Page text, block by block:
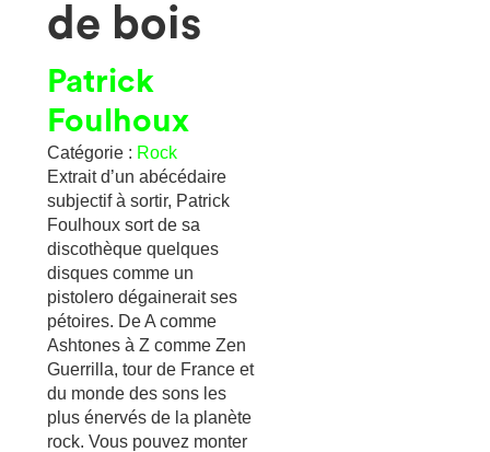
de bois
Patrick
Foulhoux
Catégorie : Rock
Extrait d’un abécédaire
subjectif à sortir, Patrick
Foulhoux sort de sa
discothèque quelques
disques comme un
pistolero dégainerait ses
pétoires. De A comme
Ashtones à Z comme Zen
Guerrilla, tour de France et
du monde des sons les
plus énervés de la planète
rock. Vous pouvez monter